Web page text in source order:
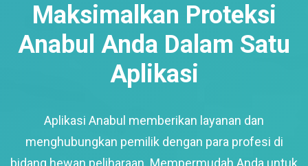
Maksimalkan Proteksi
Anabul Anda Dalam Satu
Aplikasi
Aplikasi Anabul memberikan layanan dan
menghubungkan pemilik dengan para profesi di
bidang hewan peliharaan. Mempermudah Anda untuk